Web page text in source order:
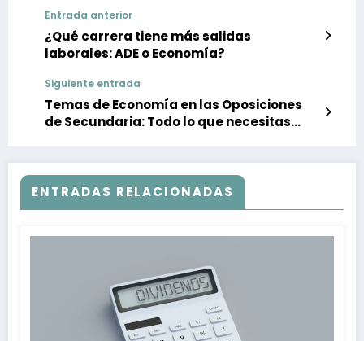
Entrada anterior
¿Qué carrera tiene más salidas
laborales: ADE o Economía?
Siguiente entrada
Temas de Economía en las Oposiciones
de Secundaria: Todo lo que necesitas
ENTRADAS RELACIONADAS